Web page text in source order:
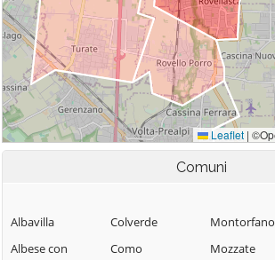
Comuni
Albavilla
Albese con
Colverde
Como
Montorfano
Mozzate